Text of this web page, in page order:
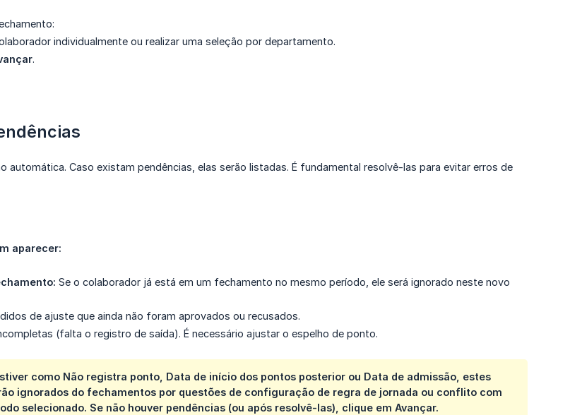
individualmente ou realizar uma seleção por departamento.
.
automática. Caso existam pendências, elas serão listadas. É fundamental resolvê-las para evitar erros de
aparecer:
Se o colaborador já está em um fechamento no mesmo período, ele será ignorado neste novo
de ajuste que ainda não foram aprovados ou recusados.
(falta o registro de saída). É necessário ajustar o espelho de ponto.
como Não registra ponto, Data de início dos pontos posterior ou Data de admissão, estes
ignorados do fechamentos por questões de configuração de regra de jornada ou conflito com
selecionado. Se não houver pendências (ou após resolvê-las), clique em Avançar.